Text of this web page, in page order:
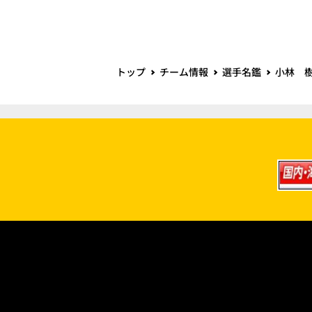
トップ チーム情報 選手名鑑 小林